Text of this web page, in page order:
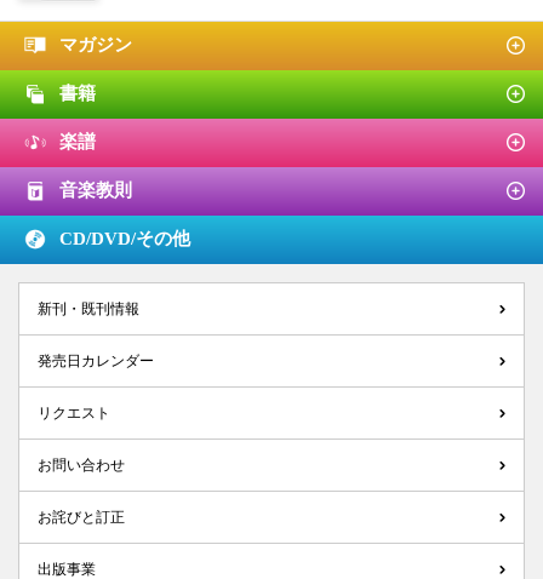
マガジン
書籍
楽譜
音楽教則
CD/DVD/その他
新刊・既刊情報
発売日カレンダー
リクエスト
お問い合わせ
お詫びと訂正
出版事業